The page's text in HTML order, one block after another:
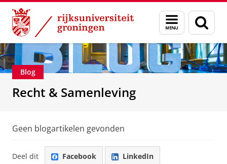
Skip
Content
Skip
Navigation
Menu
en
zoeken
Over ons Recht & Samenleving
Blog
Recht & Samenleving
Geen blogartikelen gevonden
Deel dit Facebook LinkedIn